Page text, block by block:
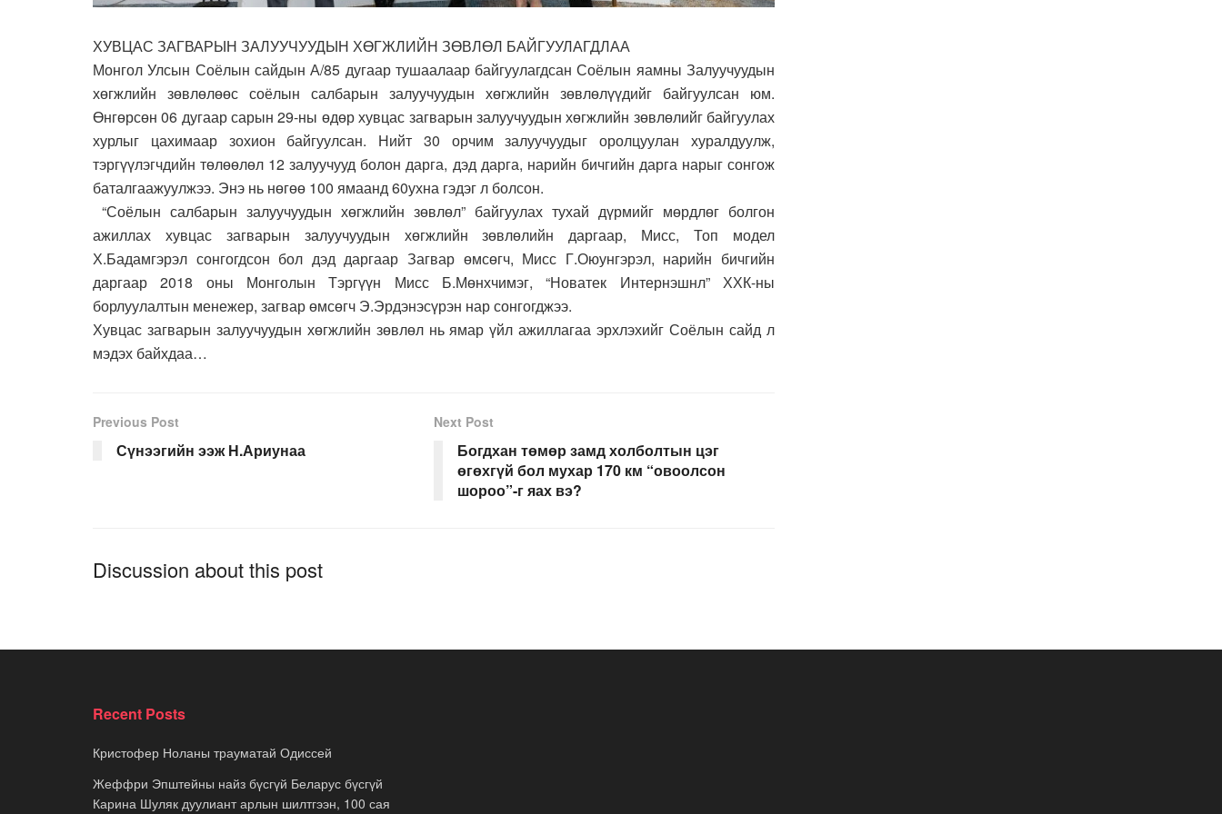
ХУВЦАС ЗАГВАРЫН ЗАЛУУЧУУДЫН ХӨГЖЛИЙН ЗӨВЛӨЛ БАЙГУУЛАГДЛАА
Монгол Улсын Соёлын сайдын А/85 дугаар тушаалаар байгуулагдсан Соёлын яамны Залуучуудын
хөгжлийн зөвлөлөөс соёлын салбарын залуучуудын хөгжлийн зөвлөлүүдийг байгуулсан юм.
Өнгөрсөн 06 дугаар сарын 29-ны өдөр хувцас загварын залуучуудын хөгжлийн зөвлөлийг байгуулах
хурлыг цахимаар зохион байгуулсан. Нийт 30 орчим залуучуудыг оролцуулан хуралдуулж,
тэргүүлэгчдийн төлөөлөл 12 залуучууд болон дарга, дэд дарга, нарийн бичгийн дарга нарыг сонгож
баталгаажуулжээ. Энэ нь нөгөө 100 ямаанд 60ухна гэдэг л болсон.
“Соёлын салбарын залуучуудын хөгжлийн зөвлөл” байгуулах тухай дүрмийг мөрдлөг болгон
ажиллах хувцас загварын залуучуудын хөгжлийн зөвлөлийн даргаар, Мисс, Топ модел
Х.Бадамгэрэл сонгогдсон бол дэд даргаар Загвар өмсөгч, Мисс Г.Оюунгэрэл, нарийн бичгийн
даргаар 2018 оны Монголын Тэргүүн Мисс Б.Мөнхчимэг, “Новатек Интернэшнл” ХХК-ны
борлуулалтын менежер, загвар өмсөгч Э.Эрдэнэсүрэн нар сонгогджээ.
Хувцас загварын залуучуудын хөгжлийн зөвлөл нь ямар үйл ажиллагаа эрхлэхийг Соёлын сайд л
мэдэх байхдаа…
Previous Post
Сүнээгийн ээж Н.Ариунаа
Next Post
Богдхан төмөр замд холболтын цэг
өгөхгүй бол мухар 170 км “овоолсон
шороо”-г яах вэ?
Discussion about this post
Recent Posts
Кристофер Ноланы трауматай Одиссей
Жеффри Эпштейны найз бүсгүй Беларус бүсгүй
Карина Шуляк дуулиант арлын шилтгээн, 100 сая